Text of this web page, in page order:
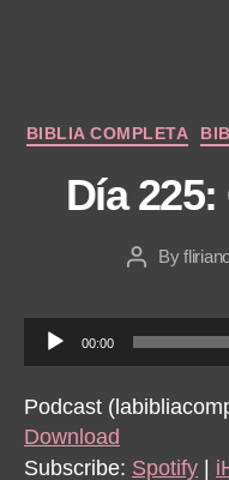
BIBLIA COMPLETA
Día
PostBy
u
d
i
o
00:00
Podcast
Download
Subscribe: Spotify